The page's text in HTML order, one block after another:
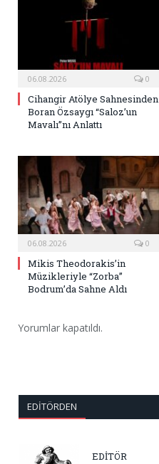
06.08.2026 0
Cihangir Atölye Sahnesinden
Boran Özsaygı “Saloz’un
Mavalı”nı Anlattı
06.08.2026 0
Mikis Theodorakis’in
Müzikleriyle “Zorba”
Bodrum’da Sahne Aldı
Yorumlar kapatıldı.
EDITÖRDEN
EDİTÖR